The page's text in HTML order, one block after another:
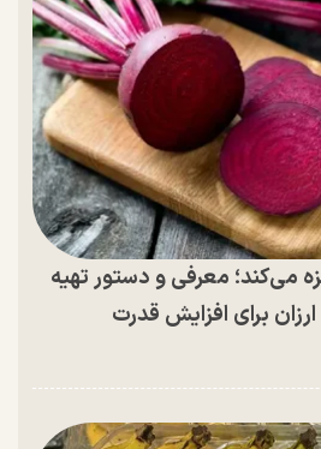
می‌کند؛ معرفی و دستور تهیه
برای افزایش قدرت